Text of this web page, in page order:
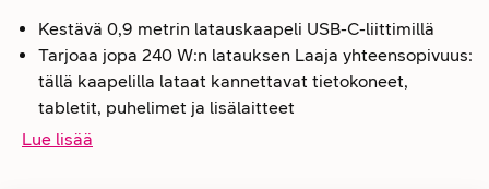
Kestävä 0,9 metrin latauskaapeli USB-C-liittimillä
Tarjoaa jopa 240 W:n latauksen Laaja yhteensopivuus:
tällä kaapelilla lataat kannettavat tietokoneet,
tabletit, puhelimet ja lisälaitteet
Lue lisää